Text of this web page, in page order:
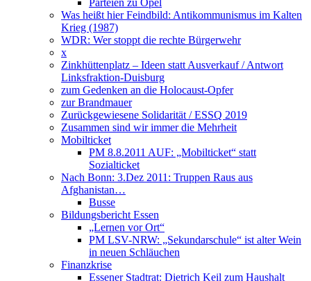
Parteien zu Opel
Was heißt hier Feindbild: Antikommunismus im Kalten
Krieg (1987)
WDR: Wer stoppt die rechte Bürgerwehr
x
Zinkhüttenplatz – Ideen statt Ausverkauf / Antwort
Linksfraktion-Duisburg
zum Gedenken an die Holocaust-Opfer
zur Brandmauer
Zurückgewiesene Solidarität / ESSQ 2019
Zusammen sind wir immer die Mehrheit
Mobilticket
PM 8.8.2011 AUF: „Mobilticket“ statt
Sozialticket
Nach Bonn: 3.Dez 2011: Truppen Raus aus
Afghanistan…
Busse
Bildungsbericht Essen
„Lernen vor Ort“
PM LSV-NRW: „Sekundarschule“ ist alter Wein
in neuen Schläuchen
Finanzkrise
Essener Stadtrat: Dietrich Keil zum Haushalt